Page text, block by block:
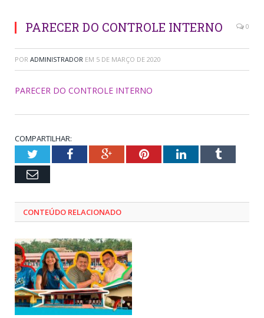
PARECER DO CONTROLE INTERNO 0
POR ADMINISTRADOR EM 5 DE MARÇO DE 2020
PARECER DO CONTROLE INTERNO
COMPARTILHAR:
TwitterFacebookGoogle+PinterestLinkedInTumblr
Email
CONTEÚDO RELACIONADO